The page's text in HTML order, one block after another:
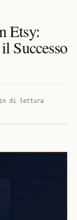
Etsy:
Successo
di lettura